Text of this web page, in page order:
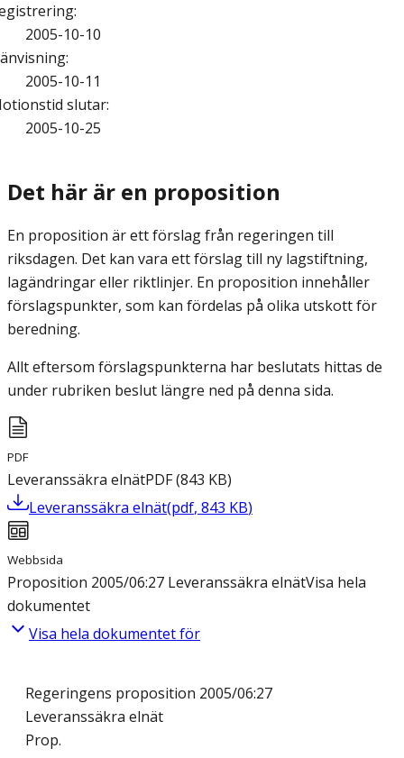
:
2005-10-10
:
2005-10-11
slutar:
2005-10-25
Det här är en proposition
En proposition är ett förslag från regeringen till
riksdagen. Det kan vara ett förslag till ny lagstiftning,
lagändringar eller riktlinjer. En proposition innehåller
förslagspunkter, som kan fördelas på olika utskott för
beredning.
Allt eftersom förslagspunkterna har beslutats hittas de
under rubriken beslut längre ned på denna sida.
PDF
Leveranssäkra elnätPDF(843 KB)
Leveranssäkra elnät(pdf, 843 KB)
Webbsida
Proposition 2005/06:27 Leveranssäkra elnätVisa hela
dokumentet
Visa hela dokumentet för
Regeringens proposition 2005/06:27
Leveranssäkra elnät
Prop.